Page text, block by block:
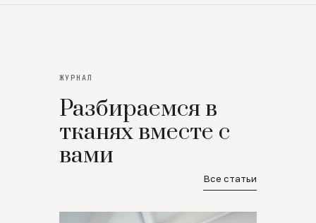
ЖУРНАЛ
Разбираемся в
тканях вместе с
вами
Все статьи